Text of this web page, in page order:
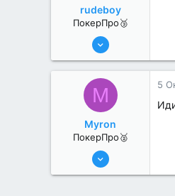
rudeboy
ПокерПро🥉
6 Июн 2022
1
M
Myron
ПокерПро🥈
8 Июн 2022
5